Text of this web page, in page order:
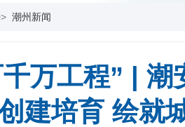
潮州新闻
万工程” |
建培育 绘就